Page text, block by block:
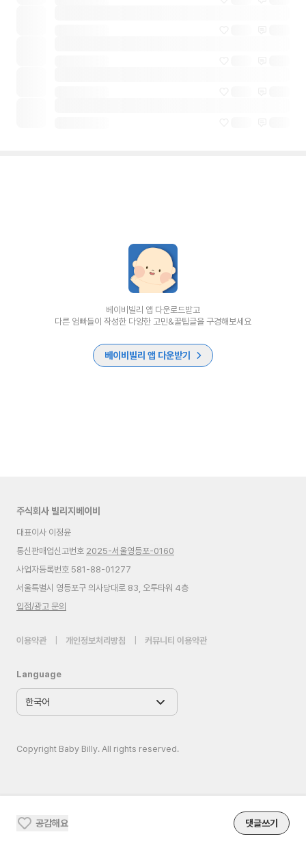
공감해요 댓글쓰기
베이비빌리 앱 다운로드받고
다른 엄빠들이 작성한 다양한 고민&꿀팁글을 구경해보세요
베이비빌리 앱 다운받기
주식회사 빌리지베이비
대표이사 이정윤
통신판매업신고번호 2025-서울영등포-0160
사업자등록번호 581-88-01277
서울특별시 영등포구 의사당대로 83, 오투타워 4층
입점/광고 문의
이용약관 개인정보처리방침 커뮤니티 이용약관
Language
Copyright Baby Billy. All rights reserved.